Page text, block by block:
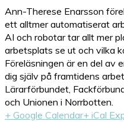
Ann-Therese Enarsson
ett alltmer automatiserat
AI och robotar tar allt mer
arbetsplats se ut och vilka
Föreläsningen är en del av
dig själv på framtidens
Lärarförbundet,
och Unionen i Norrbotten.
+ Google Calendar+ iCal